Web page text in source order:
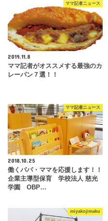
ママ記者ニュース
2019.11.8
ママ記者がオススメする最強のカ
レーパン７選！！
ママ記者ニュース
2018.10.25
働くパパ・ママを応援します！！
企業主導型保育 学校法人 慈光
学園 OBP…
miyakojimaku